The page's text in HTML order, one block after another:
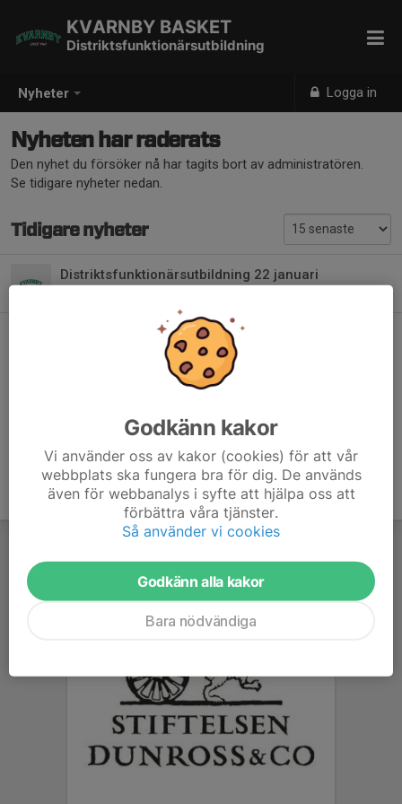
Nyheter Logga in
KVARNBY BASKET
Distriktsfunktionärsutbildning
Nyheten har raderats
Den nyhet du försöker nå har tagits bort av administratören.
Se tidigare nyheter nedan.
Tidigare nyheter
Distriktsfunktionärsutbildning 22 januari
Godkänn kakor
Vi använder oss av kakor (cookies) för att vår
webbplats ska fungera bra för dig. De används
även för webbanalys i syfte att hjälpa oss att
förbättra våra tjänster.
Så använder vi cookies
Godkänn alla kakor
Bara nödvändiga